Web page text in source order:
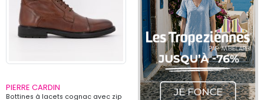
PIERRE CARDIN
Bottines à lacets cognac avec zip